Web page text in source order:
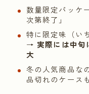
数量限定パッケ
次第終了」
特に限定味（い
→ 実際には中旬
大
冬の人気商品な
品切れのケースも